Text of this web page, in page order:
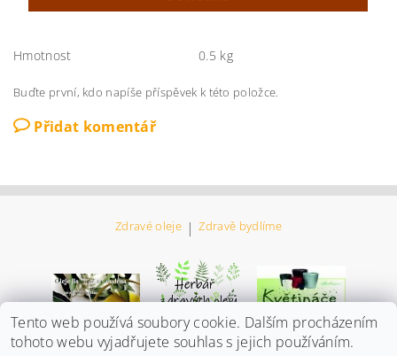
Hmotnost 0.5 kg
Buďte první, kdo napíše příspěvek k této položce.
Přidat komentář
Zdravé oleje | Zdravě bydlíme
Tento web používá soubory cookie. Dalším procházením
tohoto webu vyjadřujete souhlas s jejich používáním.